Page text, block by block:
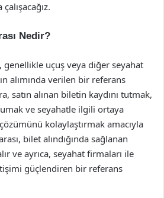
Nedir?
genellikle uçuş veya diğer seyahat
alımında verilen bir referans
satın alınan biletin kaydını tutmak,
ve seyahatle ilgili ortaya
kolaylaştırmak amacıyla
bilet alındığında sağlanan
ve ayrıca, seyahat firmaları ile
güçlendiren bir referans